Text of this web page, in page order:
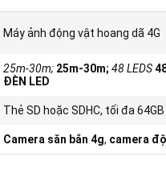
Máy ảnh động vật hoang dã 4G
25m-30m; 25m-30m; 48 LEDS
ĐÈN LED
Thẻ SD hoặc SDHC, tối đa 64GB
Camera săn bắn 4g, camera